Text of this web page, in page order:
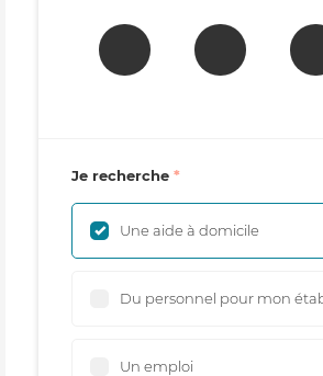
Je recherche
Une aide à domicile
Du personnel pour mon
Un emploi